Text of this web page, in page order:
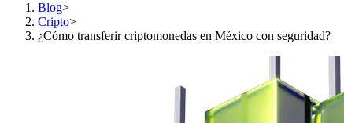
Blog>
Cripto>
¿Cómo transferir criptomonedas en México con seguridad?